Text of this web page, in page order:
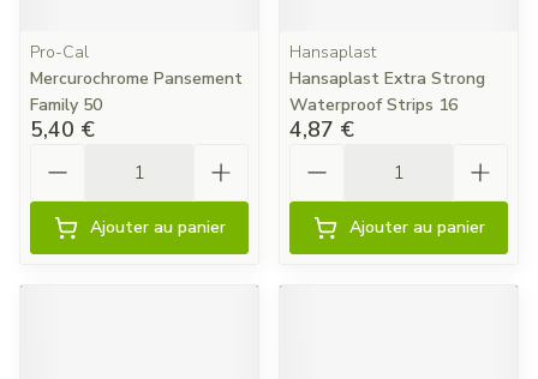
Pro-Cal
Mercurochrome Pansement
Family 50
5,40 €
Ajouter au panier
Hansaplast
Hansaplast Extra Strong
Waterproof Strips 16
4,87 €
Ajouter au panier